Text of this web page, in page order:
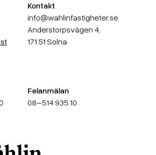
Kontakt
info@wahlinfastigheter.se
Anderstorpsvägen 4,
171 51 Solna
Felanmälan
08–514 935 10
AB